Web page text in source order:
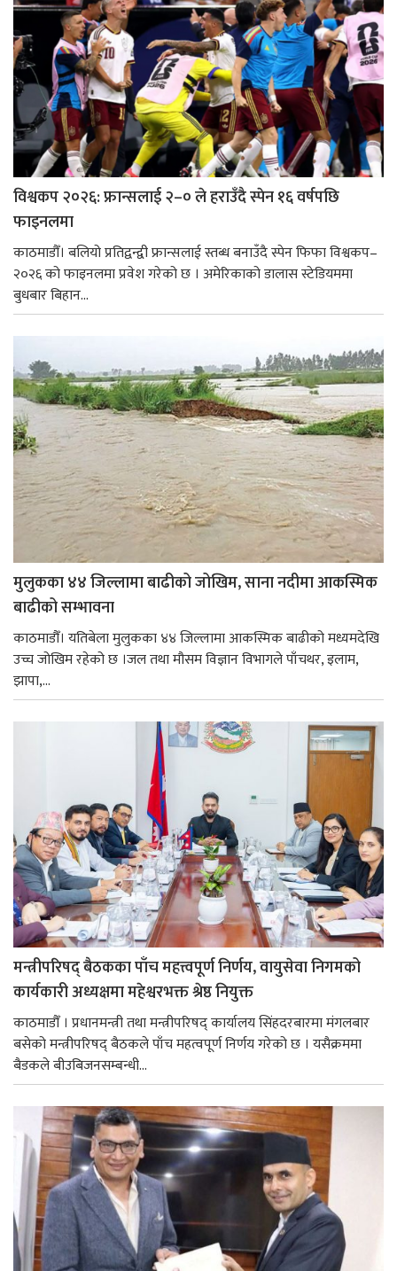
विश्वकप २०२६: फ्रान्सलाई २–० ले हराउँदै स्पेन १६ वर्षपछि
फाइनलमा
काठमाडौँ। बलियो प्रतिद्वन्द्वी फ्रान्सलाई स्तब्ध बनाउँदै स्पेन फिफा विश्वकप–
२०२६ को फाइनलमा प्रवेश गरेको छ । अमेरिकाको डालास स्टेडियममा
बुधबार बिहान...
मुलुकका ४४ जिल्लामा बाढीको जोखिम, साना नदीमा आकस्मिक
बाढीको सम्भावना
काठमाडौँ। यतिबेला मुलुकका ४४ जिल्लामा आकस्मिक बाढीको मध्यमदेखि
उच्च जोखिम रहेको छ ।जल तथा मौसम विज्ञान विभागले पाँचथर, इलाम,
झापा,...
मन्त्रीपरिषद् बैठकका पाँच महत्त्वपूर्ण निर्णय, वायुसेवा निगमको
कार्यकारी अध्यक्षमा महेश्वरभक्त श्रेष्ठ नियुक्त
काठमाडौँ । प्रधानमन्त्री तथा मन्त्रीपरिषद् कार्यालय सिंहदरबारमा मंगलबार
बसेको मन्त्रीपरिषद् बैठकले पाँच महत्वपूर्ण निर्णय गरेको छ । यसैक्रममा
बैडकले बीउबिजनसम्बन्धी...